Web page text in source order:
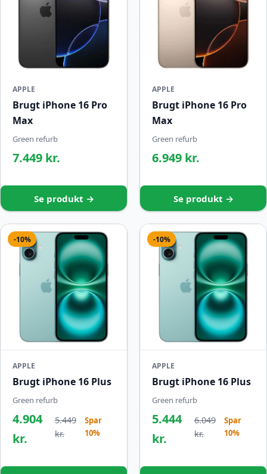
APPLE
Brugt iPhone 16 Pro
Max
Green refurb
7.449 kr.
Se produkt →
APPLE
Brugt iPhone 16 Pro
Max
Green refurb
6.949 kr.
Se produkt →
-10%
APPLE
Brugt iPhone 16 Plus
Green refurb
4.904
kr.
5.449
kr.
Spar
10%
-10%
APPLE
Brugt iPhone 16 Plus
Green refurb
5.444
kr.
6.049
kr.
Spar
10%